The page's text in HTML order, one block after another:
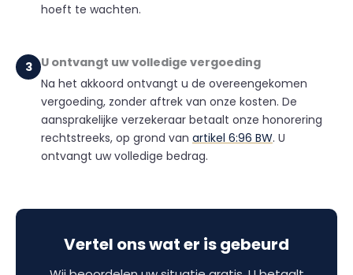
hoeft te wachten.
3
U ontvangt uw volledige vergoeding
Na het akkoord ontvangt u de overeengekomen
vergoeding, zonder aftrek van onze kosten. De
aansprakelijke verzekeraar betaalt onze honorering
rechtstreeks, op grond van artikel 6:96 BW. U
ontvangt uw volledige bedrag.
Vertel ons wat er is gebeurd